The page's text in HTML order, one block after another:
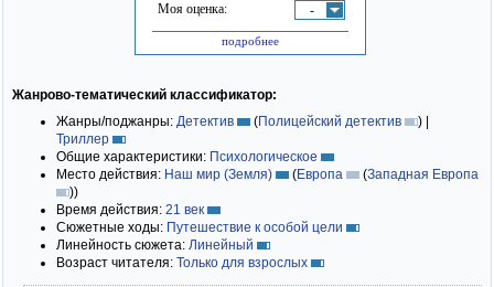
Моя оценка: -
подробнее
Жанрово-тематический классификатор:
Жанры/поджанры: Детектив (Полицейский детектив ) |
Триллер
Общие характеристики: Психологическое
Место действия: Наш мир (Земля) (Европа (Западная Европа
))
Время действия: 21 век
Сюжетные ходы: Путешествие к особой цели
Линейность сюжета: Линейный
Возраст читателя: Только для взрослых